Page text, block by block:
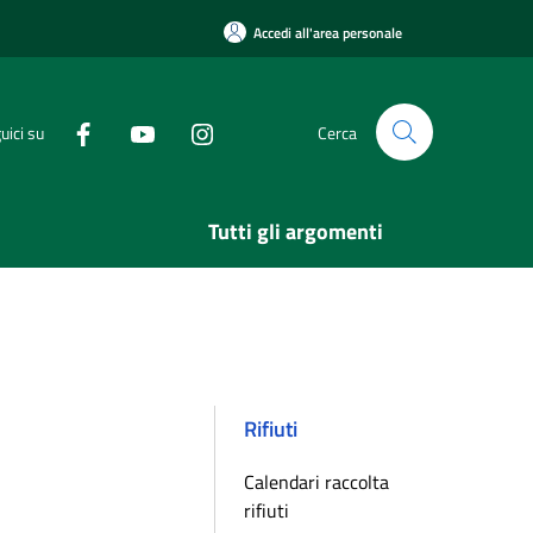
Accedi all'area personale
su Cerca
Tutti gli argomenti
Rifiuti
Calendari raccolta
rifiuti